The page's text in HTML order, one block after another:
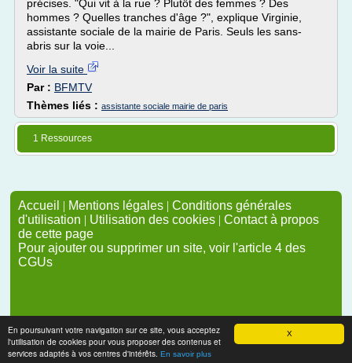
X
En poursuivant votre navigation sur ce site, vous acceptez
l'utilisation de cookies pour vous proposer des contenus et
services adaptés à vos centres d'intérêts. En savoir plus
précises. "Qui vit à la rue ? Plutôt des femmes ? Des
hommes ? Quelles tranches d'âge ?", explique Virginie,
assistante sociale de la mairie de Paris. Seuls les sans-
abris sur la voie...
Voir la suite
Par : BFMTV
Thèmes liés : assistante sociale mairie de paris
1 Ressources
Accueil | Mentions légales | Conditions générales
d'utilisation | Utilisation des cookies | Contact à propos
de cette page
Pour ajouter ou supprimer un site, voir l'article 4 des
CGUs